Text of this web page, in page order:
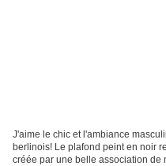
J'aime le chic et l'ambiance
berlinois! Le plafond peint en noir
créée par une belle association de